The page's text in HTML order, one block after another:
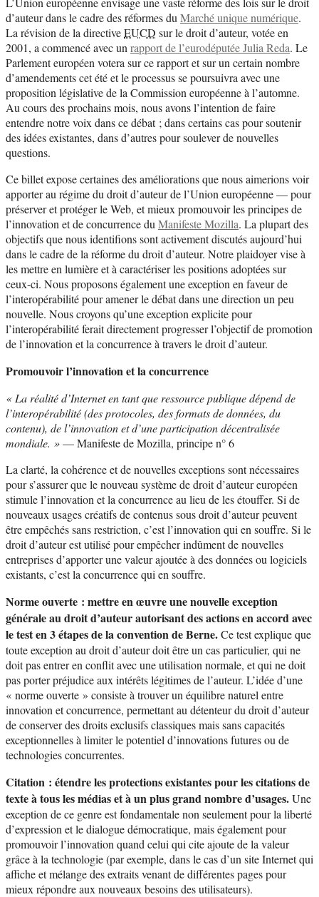
d’auteur dans le cadre des réformes du Marché unique numérique.
La révision de la directiveEUCD sur le droit d’auteur, votée en
2001, a commencé avec un rapport de l’eurodéputée Julia Reda. Le
Parlement européen votera sur ce rapport et sur un certain nombre
d’amendements cet été et le processus se poursuivra avec une
proposition législative de la Commission européenne à l’automne.
Au cours des prochains mois, nous avons l’intention de faire
entendre notre voix dans ce débat ; dans certains cas pour soutenir
des idées existantes, dans d’autres pour soulever de nouvelles
questions.
Ce billet expose certaines des améliorations que nous aimerions voir
apporter au régime du droit d’auteur de l’Union européenne — pour
préserver et protéger le Web, et mieux promouvoir les principes de
l’innovation et de concurrence du Manifeste Mozilla. La plupart des
objectifs que nous identifions sont activement discutés aujourd’hui
dans le cadre de la réforme du droit d’auteur. Notre plaidoyer vise à
les mettre en lumière et à caractériser les positions adoptées sur
ceux-ci. Nous proposons également une exception en faveur de
l’interopérabilité pour amener le débat dans une direction un peu
nouvelle. Nous croyons qu’une exception explicite pour
l’interopérabilité ferait directement progresser l’objectif de promotion
de l’innovation et la concurrence à travers le droit d’auteur.
Promouvoir l’innovation et la concurrence
« La réalité d’Internet en tant que ressource publique dépend de
l’interopérabilité (des protocoles, des formats de données, du
contenu), de l’innovation et d’une participation décentralisée
mondiale. »— Manifeste de Mozilla, principe n° 6
La clarté, la cohérence et de nouvelles exceptions sont nécessaires
pour s’assurer que le nouveau système de droit d’auteur européen
stimule l’innovation et la concurrence au lieu de les étouffer. Si de
nouveaux usages créatifs de contenus sous droit d’auteur peuvent
être empêchés sans restriction, c’est l’innovation qui en souffre. Si le
droit d’auteur est utilisé pour empêcher indûment de nouvelles
entreprises d’apporter une valeur ajoutée à des données ou logiciels
existants, c’est la concurrence qui en souffre.
Norme ouverte : mettre en œuvre une nouvelle exception
générale au droit d’auteur autorisant des actions en accord avec
le test en 3 étapes de la convention de Berne.Ce test explique que
toute exception au droit d’auteur doit être un cas particulier, qui ne
doit pas entrer en conflit avec une utilisation normale, et qui ne doit
pas porter préjudice aux intérêts légitimes de l’auteur. L’idée d’une
« norme ouverte » consiste à trouver un équilibre naturel entre
innovation et concurrence, permettant au détenteur du droit d’auteur
de conserver des droits exclusifs classiques mais sans capacités
exceptionnelles à limiter le potentiel d’innovations futures ou de
technologies concurrentes.
Citation : étendre les protections existantes pour les citations de
texte à tous les médias et à un plus grand nombre d’usages.Une
exception de ce genre est fondamentale non seulement pour la liberté
d’expression et le dialogue démocratique, mais également pour
promouvoir l’innovation quand celui qui cite ajoute de la valeur
grâce à la technologie (par exemple, dans le cas d’un site Internet qui
affiche et mélange des extraits venant de différentes pages pour
mieux répondre aux nouveaux besoins des utilisateurs).